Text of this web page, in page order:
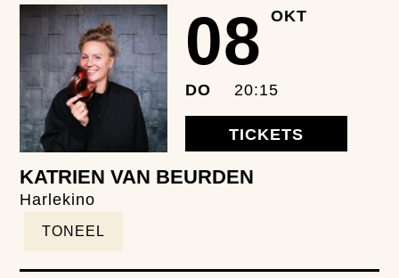
08 OKT
DO 20:15
TICKETS
KATRIEN VAN BEURDEN
Harlekino
TONEEL